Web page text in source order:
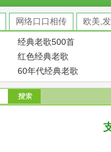
网络口口相传 欧美,
经典老歌500首
红色经典老歌
60年代经典老歌